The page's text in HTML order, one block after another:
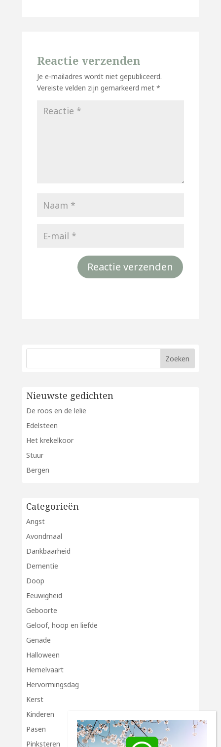
Reactie verzenden
Je e-mailadres wordt niet gepubliceerd.
Vereiste velden zijn gemarkeerd met *
Nieuwste gedichten
De roos en de lelie
Edelsteen
Het krekelkoor
Stuur
Bergen
Categorieën
Angst
Avondmaal
Dankbaarheid
Dementie
Doop
Eeuwigheid
Geboorte
Geloof, hoop en liefde
Genade
Halloween
Hemelvaart
Hervormingsdag
Kerst
Kinderen
Pasen
Pinksteren